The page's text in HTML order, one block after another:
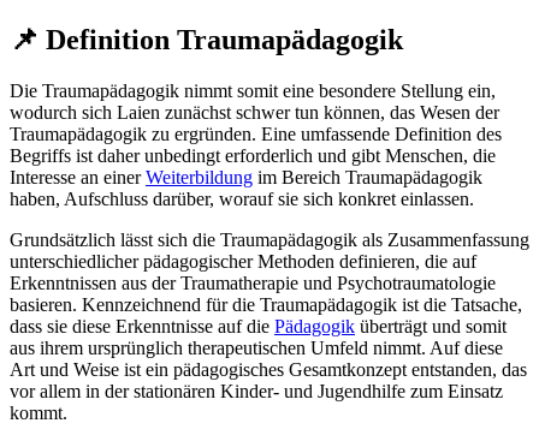
📌 Definition Traumapädagogik
Die Traumapädagogik nimmt somit eine besondere Stellung ein,
wodurch sich Laien zunächst schwer tun können, das Wesen der
Traumapädagogik zu ergründen. Eine umfassende Definition des
Begriffs ist daher unbedingt erforderlich und gibt Menschen, die
Interesse an einerWeiterbildung im Bereich Traumapädagogik
haben, Aufschluss darüber, worauf sie sich konkret einlassen.
Grundsätzlich lässt sich die Traumapädagogik als Zusammenfassung
unterschiedlicher pädagogischer Methoden definieren, die auf
Erkenntnissen aus der Traumatherapie und Psychotraumatologie
basieren. Kennzeichnend für die Traumapädagogik ist die Tatsache,
dass sie diese Erkenntnisse auf die Pädagogik überträgt und somit
aus ihrem ursprünglich therapeutischen Umfeld nimmt. Auf diese
Art und Weise ist ein pädagogisches Gesamtkonzept entstanden, das
vor allem in der stationären Kinder- und Jugendhilfe zum Einsatz
kommt.